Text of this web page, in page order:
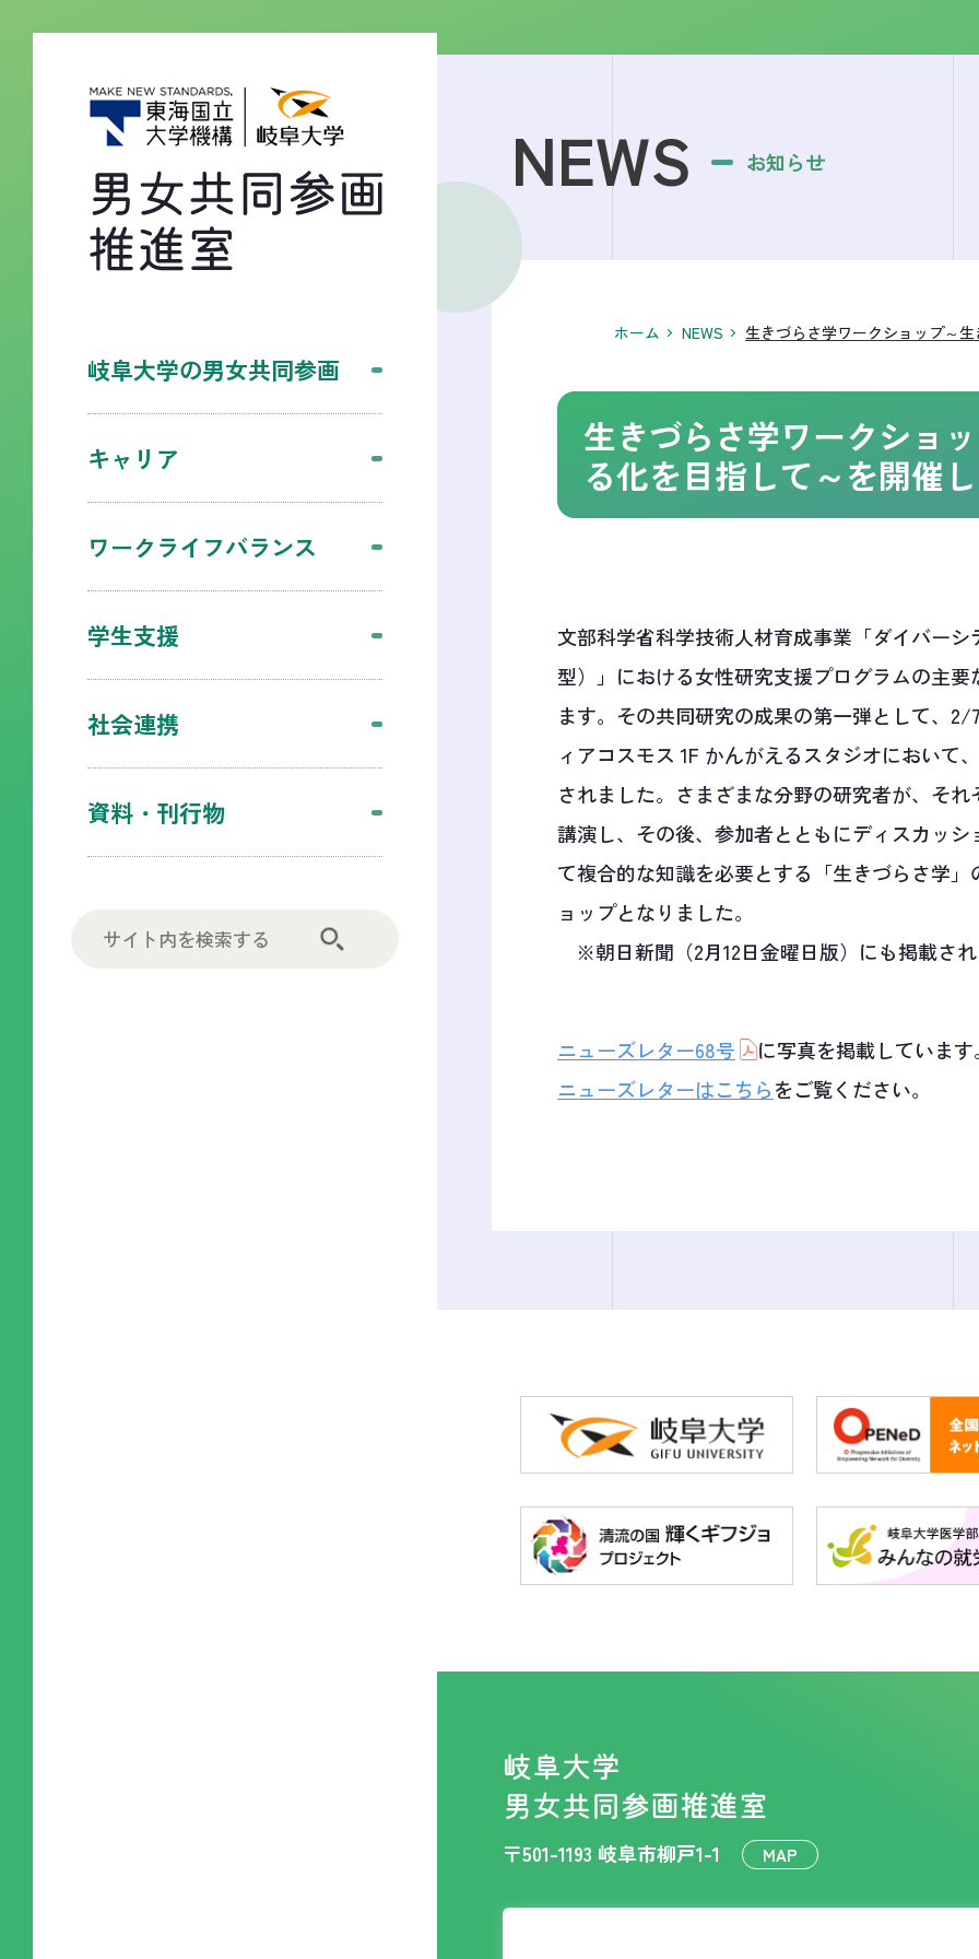
岐阜大学の男女共同参画
キャリア
ワークライフバランス
学生支援
社会連携
資料・刊行物
NEWS お知らせ
ホーム NEWS 生きづらさ学ワークショップ～
生きづらさ学ワークショ
る化を目指して～を開催
文部科学省科学技術人材育成事業「ダイバー
型）」における女性研究支援プログラムの主
ます。その共同研究の成果の第一弾として、
ィアコスモス 1F かんがえるスタジオにおいて
されました。さまざまな分野の研究者が、そ
講演し、その後、参加者とともにディスカッ
て複合的な知識を必要とする「生きづらさ学
ョップとなりました。
※朝日新聞（2月12日金曜日版）にも掲載さ
ニューズレター68号
に写真を掲載しています
ニューズレターはこちらをご覧ください。
岐阜大学
男女共同参画推進室
〒501-1193 岐阜市柳戸1-1 MAP